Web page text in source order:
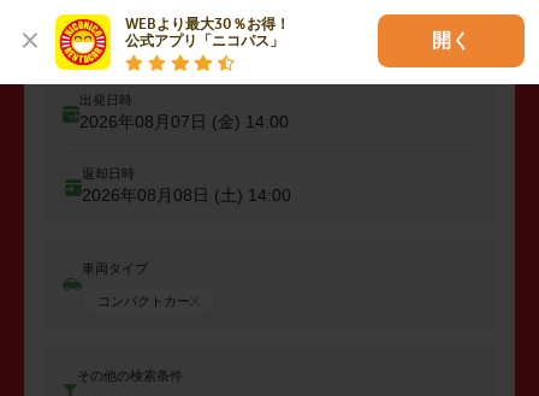
WEBより最大30％お得！
公式アプリ「ニコパス」
開く
出発店舗、エリアを入力
出発日時
2026年08月07日 (金) 14:00
返却日時
2026年08月08日 (土) 14:00
車両タイプ
コンパクトカー
その他の検索条件